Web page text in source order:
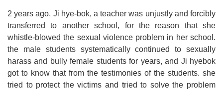
2 years ago, Ji hye-bok, a teacher was unjustly and forcibly
transferred to another school, for the reason that she
whistle-blowed the sexual violence problem in her school.
the male students systematically continued to sexually
harass and bully female students for years, and Ji hyebok
got to know that from the testimonies of the students. she
tried to protect the victims and tried to solve the problem